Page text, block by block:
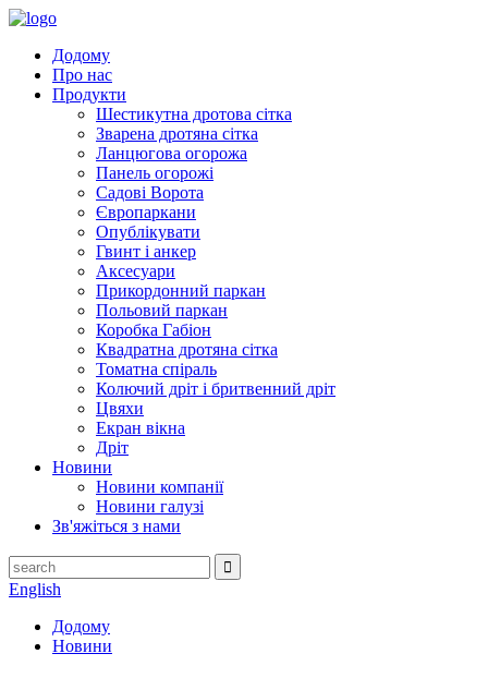
Додому
Про нас
Продукти
Шестикутна дротова сітка
Зварена дротяна сітка
Ланцюгова огорожа
Панель огорожі
Садові Ворота
Європаркани
Опублікувати
Гвинт і анкер
Аксесуари
Прикордонний паркан
Польовий паркан
Коробка Габіон
Квадратна дротяна сітка
Томатна спіраль
Колючий дріт і бритвенний дріт
Цвяхи
Екран вікна
Дріт
Новини
Новини компанії
Новини галузі
Зв'яжіться з нами
English
Додому
Новини